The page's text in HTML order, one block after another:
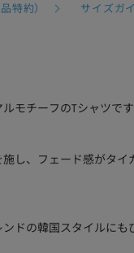
特約）
サイズガ
モチーフのTシャツです
し、フェード感がタ
ドの韓国スタイルにも